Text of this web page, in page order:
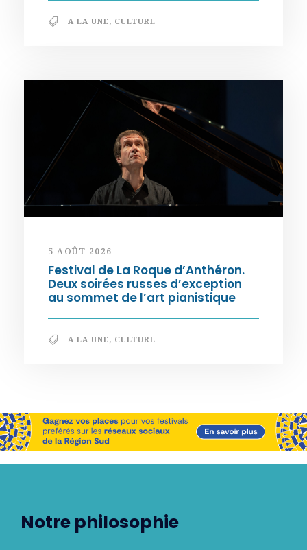
A LA UNE, CULTURE
5 AOÛT 2026
Festival de La Roque d’Anthéron.
Deux soirées russes d’exception
au sommet de l’art pianistique
A LA UNE, CULTURE
Notre philosophie